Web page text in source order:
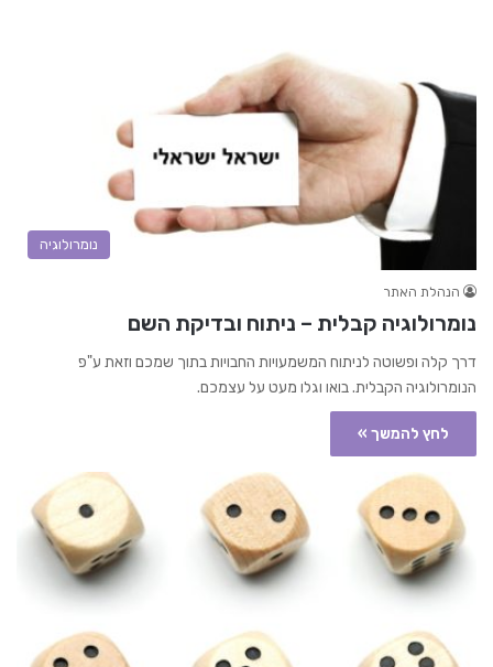
נומרולוגיה
הנהלת האתר
נומרולוגיה קבלית – ניתוח ובדיקת השם
דרך קלה ופשוטה לניתוח המשמעויות החבויות בתוך שמכם וזאת ע"פ
הנומרולוגיה הקבלית. בואו וגלו מעט על עצמכם.
לחץ להמשך »